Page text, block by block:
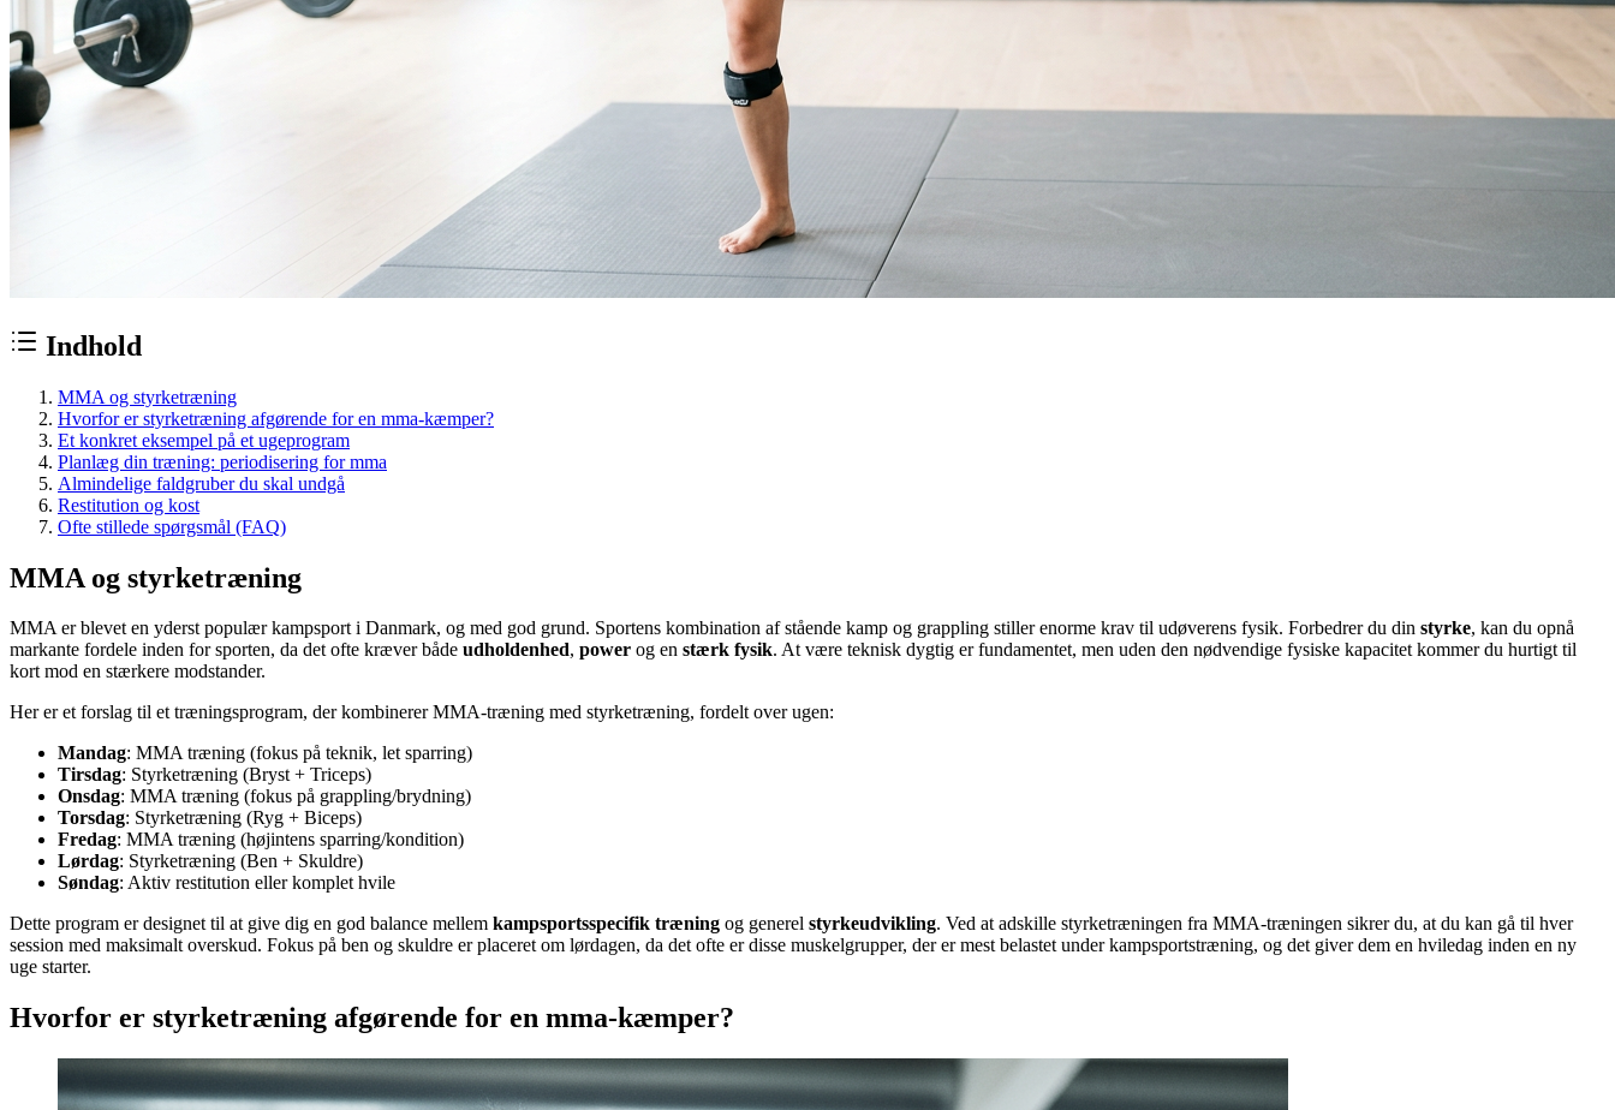
Indhold
MMA og styrketræning
Hvorfor er styrketræning afgørende for en mma-kæmper?
Et konkret eksempel på et ugeprogram
Planlæg din træning: periodisering for mma
Almindelige faldgruber du skal undgå
Restitution og kost
Ofte stillede spørgsmål (FAQ)
MMA og styrketræning
MMA er blevet en yderst populær kampsport i Danmark, og med god grund. Sportens kombination af stående kamp og grappling stiller enorme krav til udøverens fysik. Forbedrer du din styrke, kan du opnå
markante fordele inden for sporten, da det ofte kræver både udholdenhed, power og en stærk fysik. At være teknisk dygtig er fundamentet, men uden den nødvendige fysiske kapacitet kommer du hurtigt til
kort mod en stærkere modstander.
Her er et forslag til et træningsprogram, der kombinerer MMA-træning med styrketræning, fordelt over ugen:
Mandag: MMA træning (fokus på teknik, let sparring)
Tirsdag: Styrketræning (Bryst + Triceps)
Onsdag: MMA træning (fokus på grappling/brydning)
Torsdag: Styrketræning (Ryg + Biceps)
Fredag: MMA træning (højintens sparring/kondition)
Lørdag: Styrketræning (Ben + Skuldre)
Søndag: Aktiv restitution eller komplet hvile
Dette program er designet til at give dig en god balance mellem kampsportsspecifik træning og generel styrkeudvikling. Ved at adskille styrketræningen fra MMA-træningen sikrer du, at du kan gå til hver
session med maksimalt overskud. Fokus på ben og skuldre er placeret om lørdagen, da det ofte er disse muskelgrupper, der er mest belastet under kampsportstræning, og det giver dem en hviledag inden en ny
uge starter.
Hvorfor er styrketræning afgørende for en mma-kæmper?